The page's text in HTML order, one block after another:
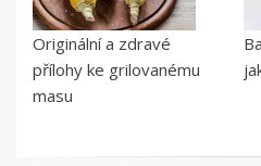
Originální a zdravé
přílohy ke grilovanému
masu